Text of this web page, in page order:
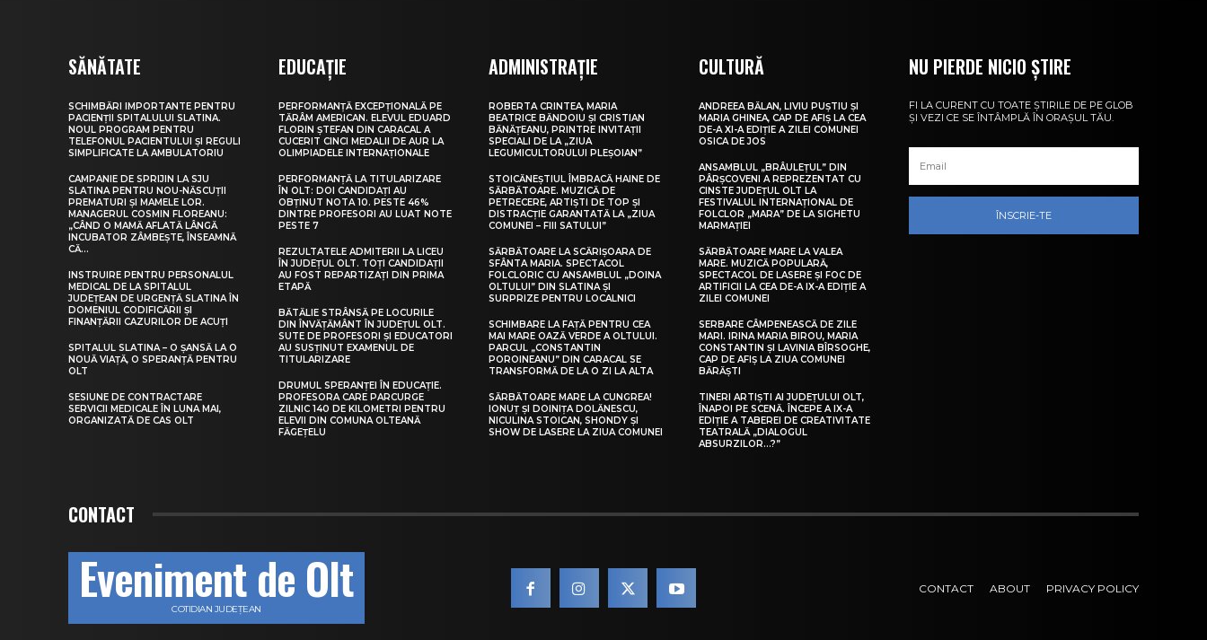
SĂNĂTATE
SCHIMBĂRI IMPORTANTE PENTRU
PACIENȚII SPITALULUI SLATINA.
NOUL PROGRAM PENTRU
TELEFONUL PACIENTULUI ȘI REGULI
SIMPLIFICATE LA AMBULATORIU
CAMPANIE DE SPRIJIN LA SJU
SLATINA PENTRU NOU-NĂSCUȚII
PREMATURI ȘI MAMELE LOR.
MANAGERUL COSMIN FLOREANU:
„CÂND O MAMĂ AFLATĂ LÂNGĂ
INCUBATOR ZÂMBEȘTE, ÎNSEAMNĂ
CĂ...
INSTRUIRE PENTRU PERSONALUL
MEDICAL DE LA SPITALUL
JUDEȚEAN DE URGENȚĂ SLATINA ÎN
DOMENIUL CODIFICĂRII ȘI
FINANȚĂRII CAZURILOR DE ACUȚI
SPITALUL SLATINA – O ȘANSĂ LA O
NOUĂ VIAȚĂ, O SPERANȚĂ PENTRU
OLT
SESIUNE DE CONTRACTARE
SERVICII MEDICALE ÎN LUNA MAI,
ORGANIZATĂ DE CAS OLT
EDUCAȚIE
PERFORMANȚĂ EXCEPȚIONALĂ PE
TĂRÂM AMERICAN. ELEVUL EDUARD
FLORIN ȘTEFAN DIN CARACAL A
CUCERIT CINCI MEDALII DE AUR LA
OLIMPIADELE INTERNAȚIONALE
PERFORMANȚĂ LA TITULARIZARE
ÎN OLT: DOI CANDIDAȚI AU
OBȚINUT NOTA 10. PESTE 46%
DINTRE PROFESORI AU LUAT NOTE
PESTE 7
REZULTATELE ADMITERII LA LICEU
ÎN JUDEȚUL OLT. TOȚI CANDIDAȚII
AU FOST REPARTIZAȚI DIN PRIMA
ETAPĂ
BĂTĂLIE STRÂNSĂ PE LOCURILE
DIN ÎNVĂȚĂMÂNT ÎN JUDEȚUL OLT.
SUTE DE PROFESORI ȘI EDUCATORI
AU SUSȚINUT EXAMENUL DE
TITULARIZARE
DRUMUL SPERANȚEI ÎN EDUCAȚIE.
PROFESORA CARE PARCURGE
ZILNIC 140 DE KILOMETRI PENTRU
ELEVII DIN COMUNA OLTEANĂ
FĂGEȚELU
ADMINISTRAȚIE
ROBERTA CRINTEA, MARIA
BEATRICE BĂNDOIU ȘI CRISTIAN
BĂNĂȚEANU, PRINTRE INVITAȚII
SPECIALI DE LA „ZIUA
LEGUMICULTORULUI PLEȘOIAN”
STOICĂNEȘTIUL ÎMBRACĂ HAINE DE
SĂRBĂTOARE. MUZICĂ DE
PETRECERE, ARTIȘTI DE TOP ȘI
DISTRACȚIE GARANTATĂ LA „ZIUA
COMUNEI – FIII SATULUI”
SĂRBĂTOARE LA SCĂRIȘOARA DE
SFÂNTA MARIA. SPECTACOL
FOLCLORIC CU ANSAMBLUL „DOINA
OLTULUI” DIN SLATINA ȘI
SURPRIZE PENTRU LOCALNICI
SCHIMBARE LA FAȚĂ PENTRU CEA
MAI MARE OAZĂ VERDE A OLTULUI.
PARCUL „CONSTANTIN
POROINEANU” DIN CARACAL SE
TRANSFORMĂ DE LA O ZI LA ALTA
SĂRBĂTOARE MARE LA CUNGREA!
IONUȚ ȘI DOINIȚA DOLĂNESCU,
NICULINA STOICAN, SHONDY ȘI
SHOW DE LASERE LA ZIUA COMUNEI
CULTURĂ
ANDREEA BĂLAN, LIVIU PUȘTIU ȘI
MARIA GHINEA, CAP DE AFIȘ LA CEA
DE-A XI-A EDIȚIE A ZILEI COMUNEI
OSICA DE JOS
ANSAMBLUL „BRÂULEȚUL” DIN
PÂRȘCOVENI A REPREZENTAT CU
CINSTE JUDEȚUL OLT LA
FESTIVALUL INTERNAȚIONAL DE
FOLCLOR „MARA” DE LA SIGHETU
MARMAȚIEI
SĂRBĂTOARE MARE LA VALEA
MARE. MUZICĂ POPULARĂ,
SPECTACOL DE LASERE ȘI FOC DE
ARTIFICII LA CEA DE-A IX-A EDIȚIE A
ZILEI COMUNEI
SERBARE CÂMPENEASCĂ DE ZILE
MARI. IRINA MARIA BIROU, MARIA
CONSTANTIN ȘI LAVINIA BÎRSOGHE,
CAP DE AFIȘ LA ZIUA COMUNEI
BĂRĂȘTI
TINERI ARTIȘTI AI JUDEȚULUI OLT,
ÎNAPOI PE SCENĂ. ÎNCEPE A IX-A
EDIȚIE A TABEREI DE CREATIVITATE
TEATRALĂ „DIALOGUL
ABSURZILOR…?”
NU PIERDE NICIO ȘTIRE
FI LA CURENT CU TOATE ȘTIRILE DE PE GLOB
ȘI VEZI CE SE ÎNTÂMPLĂ ÎN ORAȘUL TĂU.
ÎNSCRIE-TE
CONTACT
Eveniment de Olt
COTIDIAN JUDEȚEAN
CONTACT ABOUT PRIVACY POLICY